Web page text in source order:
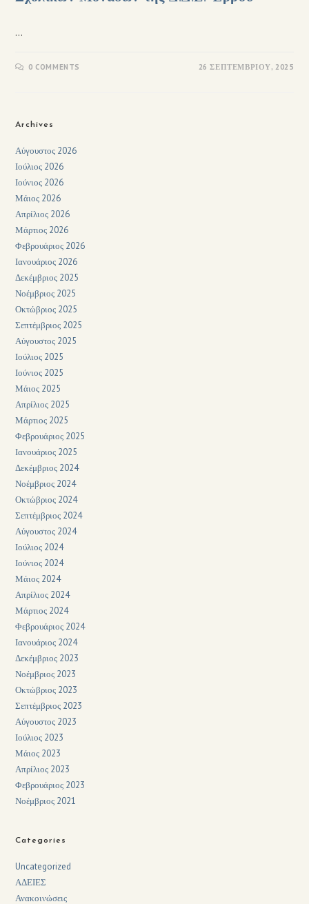
…
0 COMMENTS 26 ΣΕΠΤΕΜΒΡΊΟΥ, 2025
Archives
Αύγουστος 2026
Ιούλιος 2026
Ιούνιος 2026
Μάιος 2026
Απρίλιος 2026
Μάρτιος 2026
Φεβρουάριος 2026
Ιανουάριος 2026
Δεκέμβριος 2025
Νοέμβριος 2025
Οκτώβριος 2025
Σεπτέμβριος 2025
Αύγουστος 2025
Ιούλιος 2025
Ιούνιος 2025
Μάιος 2025
Απρίλιος 2025
Μάρτιος 2025
Φεβρουάριος 2025
Ιανουάριος 2025
Δεκέμβριος 2024
Νοέμβριος 2024
Οκτώβριος 2024
Σεπτέμβριος 2024
Αύγουστος 2024
Ιούλιος 2024
Ιούνιος 2024
Μάιος 2024
Απρίλιος 2024
Μάρτιος 2024
Φεβρουάριος 2024
Ιανουάριος 2024
Δεκέμβριος 2023
Νοέμβριος 2023
Οκτώβριος 2023
Σεπτέμβριος 2023
Αύγουστος 2023
Ιούλιος 2023
Μάιος 2023
Απρίλιος 2023
Φεβρουάριος 2023
Νοέμβριος 2021
Categories
Uncategorized
ΑΔΕΙΕΣ
Ανακοινώσεις